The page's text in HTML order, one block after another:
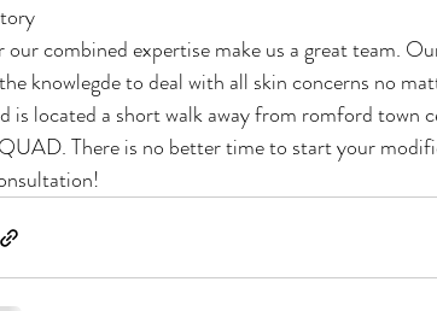
our combined expertise make us a great team.
knowlegde to deal with all skin concerns no
is located a short walk away from romford town
There is no better time to start your